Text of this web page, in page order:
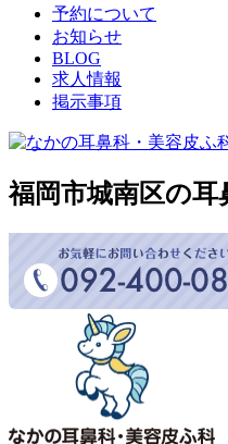
予約について
お知らせ
BLOG
求人情報
掲示事項
福岡市城南区の耳